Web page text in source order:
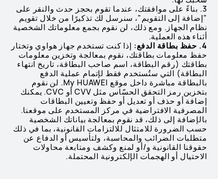
3. بناءً على موافقتك، عندما تقوم بحجز حدث والنقر على
"إضافة إلى التقويم"، سنرسل لك تذكيرًا من خلال تقويم
نظام الجهاز. ومع ذلك، لن نقوم بجمع معلوماتك الشخصية
أثناء هذه العملية.
4. حفظ بطاقة الدفع:
إذا كنت تستخدم جهاز هواوي وتختار
حفظ معلومات بطاقتك، نقوم بمعالجة وتخزين معلومات
بطاقتك (رقم البطاقة، اسم صاحب البطاقة، تاريخ انتهاء
البطاقة) التي ستُستخدم فقط لإتمام عملية الدفع
بالبطاقة مباشرة داخل موقع My HUAWEI. لن نقوم
بتخزين رمز التحقق الحسّاس مثل CVV أو CVC. يمكنك
إضافة أو حذف أو تعديل أو حفظ وتعيين البطاقات
المصرفية الافتراضية في مركز المستخدم على موقعنا.
بالإضافة إلى ذلك، قد نقوم بمعالجة بياناتك الشخصية
حسب الضرورة للامتثال للالتزامات القانونية، بما في ذلك
متطلبات الضرائب والمحاسبة، ولتأسيس أو الدفاع عن
حقوقنا القانونية و/أو لمنع وكشف ومتابعة محاولات
الاحتيال أو الهجمات الإلكترونية المحتملة.